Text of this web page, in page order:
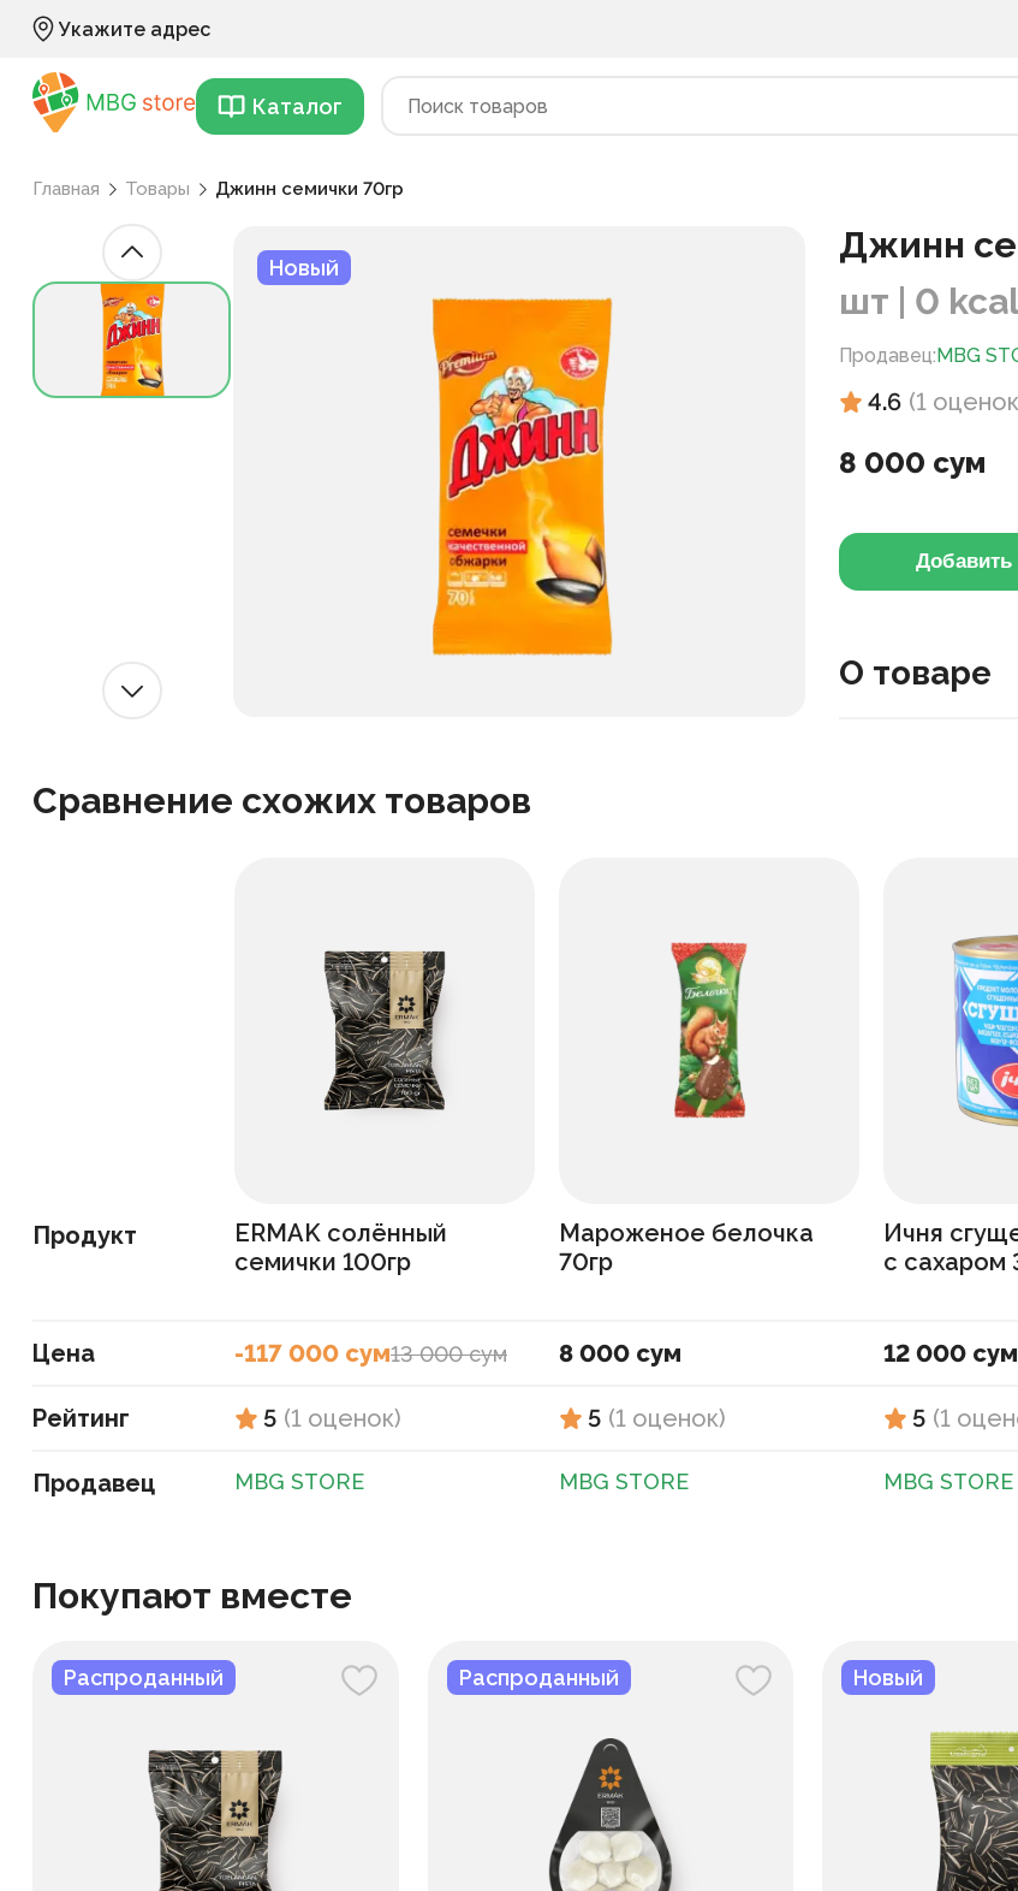
Укажите адрес
Каталог
Главная Товары Джинн семички 70гр
Новый
Джинн
шт | 0
Продавец:MBG
4.6 (1 оценок
8 000 сум
Добавить
О товаре
Сравнение схожих товаров
Продукт
Цена
Рейтинг
Продавец
ERMAK солённый
семички 100гр
-117 000 сум13 000 сум
5 (1 оценок)
MBG STORE
Мароженое белочка
70гр
8 000 сум
5 (1 оценок)
MBG STORE
Ичня
с сахаром
12 000 сум
5 (1
MBG STORE
Покупают вместе
Распроданный Распроданный Новый